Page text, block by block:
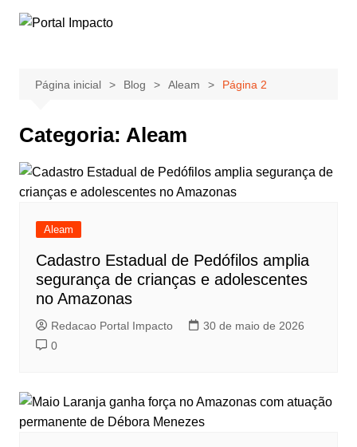
para
Página inicial Blog Aleam Página 2
Categoria: Aleam
Aleam
Cadastro Estadual de Pedófilos amplia
segurança de crianças e adolescentes
no Amazonas
Redacao Portal Impacto
30 de maio de 2026
0